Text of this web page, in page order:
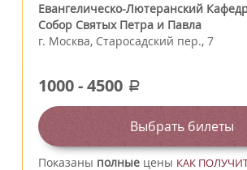
Евангелическо-Лютеранский
Собор Святых Петра и Павла
г. Москва, Старосадский пер., 7
1000-4500 a
Выбрать билеты
Показаны полные цены КАК